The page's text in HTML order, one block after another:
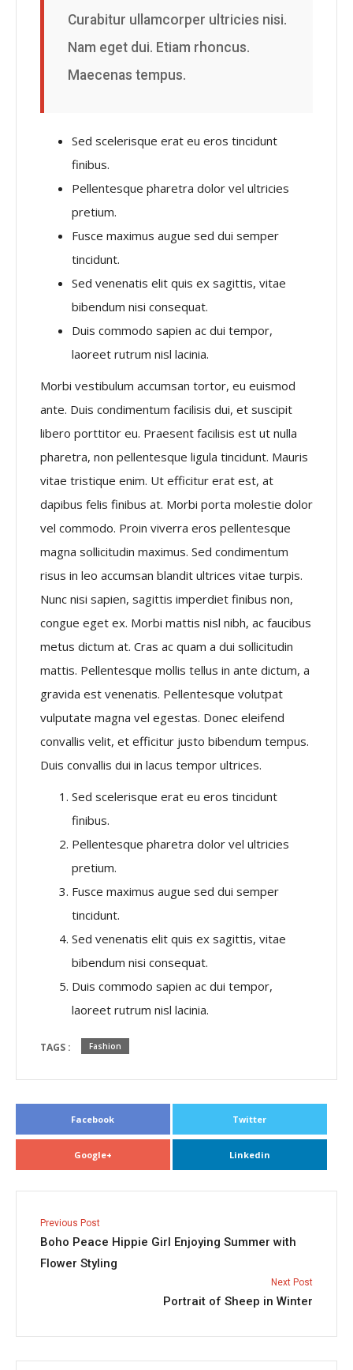
Curabitur ullamcorper ultricies nisi.
Nam eget dui. Etiam rhoncus.
Maecenas tempus.
Sed scelerisque erat eu eros tincidunt
finibus.
Pellentesque pharetra dolor vel ultricies
pretium.
Fusce maximus augue sed dui semper
tincidunt.
Sed venenatis elit quis ex sagittis, vitae
bibendum nisi consequat.
Duis commodo sapien ac dui tempor,
laoreet rutrum nisl lacinia.
Morbi vestibulum accumsan tortor, eu euismod
ante. Duis condimentum facilisis dui, et suscipit
libero porttitor eu. Praesent facilisis est ut nulla
pharetra, non pellentesque ligula tincidunt. Mauris
vitae tristique enim. Ut efficitur erat est, at
dapibus felis finibus at. Morbi porta molestie dolor
vel commodo. Proin viverra eros pellentesque
magna sollicitudin maximus. Sed condimentum
risus in leo accumsan blandit ultrices vitae turpis.
Nunc nisi sapien, sagittis imperdiet finibus non,
congue eget ex. Morbi mattis nisl nibh, ac faucibus
metus dictum at. Cras ac quam a dui sollicitudin
mattis. Pellentesque mollis tellus in ante dictum, a
gravida est venenatis. Pellentesque volutpat
vulputate magna vel egestas. Donec eleifend
convallis velit, et efficitur justo bibendum tempus.
Duis convallis dui in lacus tempor ultrices.
Sed scelerisque erat eu eros tincidunt
finibus.
Pellentesque pharetra dolor vel ultricies
pretium.
Fusce maximus augue sed dui semper
tincidunt.
Sed venenatis elit quis ex sagittis, vitae
bibendum nisi consequat.
Duis commodo sapien ac dui tempor,
laoreet rutrum nisl lacinia.
TAGS : Fashion
Facebook Twitter
Google+ Linkedin
Previous Post
Boho Peace Hippie Girl Enjoying Summer with
Flower Styling
Next Post
Portrait of Sheep in Winter